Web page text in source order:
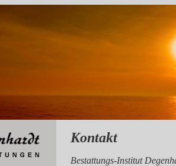
Kontakt
Bestattungs-Institut